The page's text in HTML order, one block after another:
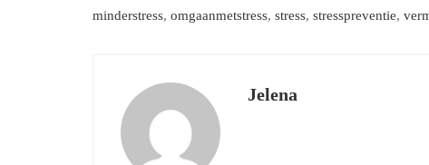
minderstress, omgaanmetstress, stress, stresspreventie,
Jelena